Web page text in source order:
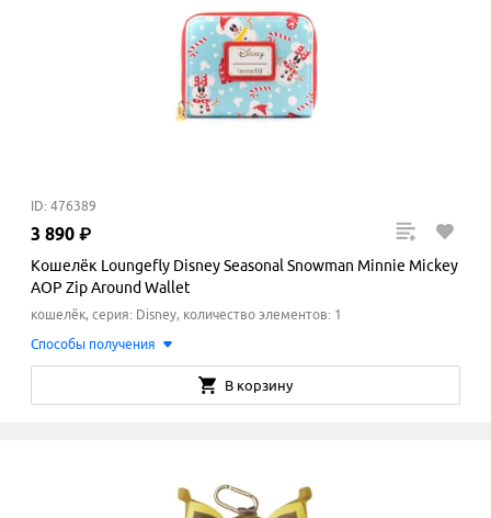
ID: 476389
3 890 ₽
Кошелёк Loungefly Disney Seasonal Snowman Minnie Mickey
AOP Zip Around Wallet
кошелёк, серия: Disney, количество элементов: 1
Способы получения
В корзину